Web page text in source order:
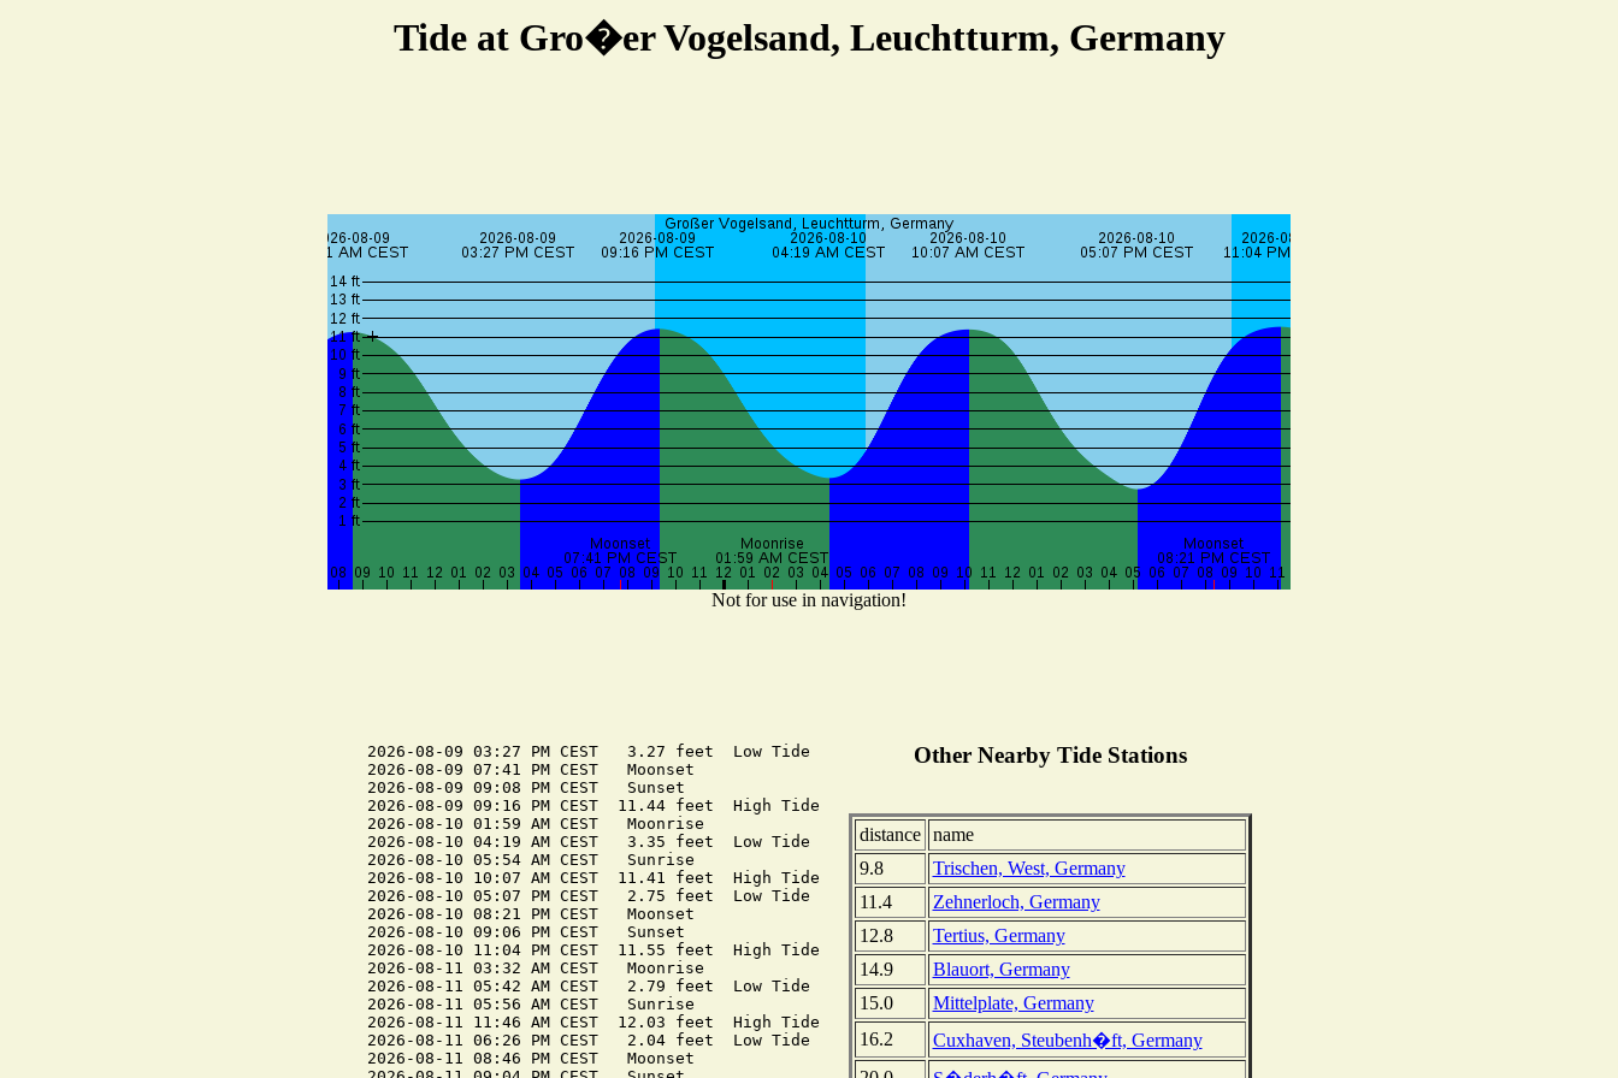
Tide at Gro�er Vogelsand, Leuchtturm, Germany
Not for use in navigation!
2026-08-09 03:27 PM CEST   3.27 feet  Low Tide
2026-08-09 07:41 PM CEST   Moonset
2026-08-09 09:08 PM CEST   Sunset
2026-08-09 09:16 PM CEST  11.44 feet  High Tide
2026-08-10 01:59 AM CEST   Moonrise
2026-08-10 04:19 AM CEST   3.35 feet  Low Tide
2026-08-10 05:54 AM CEST   Sunrise
2026-08-10 10:07 AM CEST  11.41 feet  High Tide
2026-08-10 05:07 PM CEST   2.75 feet  Low Tide
2026-08-10 08:21 PM CEST   Moonset
2026-08-10 09:06 PM CEST   Sunset
2026-08-10 11:04 PM CEST  11.55 feet  High Tide
2026-08-11 03:32 AM CEST   Moonrise
2026-08-11 05:42 AM CEST   2.79 feet  Low Tide
2026-08-11 05:56 AM CEST   Sunrise
2026-08-11 11:46 AM CEST  12.03 feet  High Tide
2026-08-11 06:26 PM CEST   2.04 feet  Low Tide
2026-08-11 08:46 PM CEST   Moonset
Other Nearby Tide Stations
distance
name
9.8
Trischen, West, Germany
11.4
Zehnerloch, Germany
12.8
Tertius, Germany
14.9
Blauort, Germany
15.0
Mittelplate, Germany
16.2
Cuxhaven, Steubenh�ft, Germany